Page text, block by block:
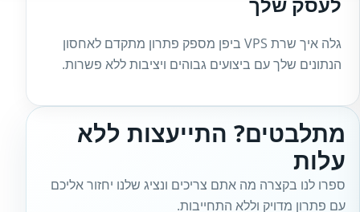
גלה איך שרת VPS ביפן מספק פתרון מתקדם לאחסון
הנתונים שלך עם ביצועים גבוהים ויציבות ללא פשרות.
מתלבטים? התייעצות ללא
עלות
ספרו לנו בקצרה מה אתם צריכים ונציג שלנו יחזור אליכם
עם פתרון מדויק וללא התחייבות.